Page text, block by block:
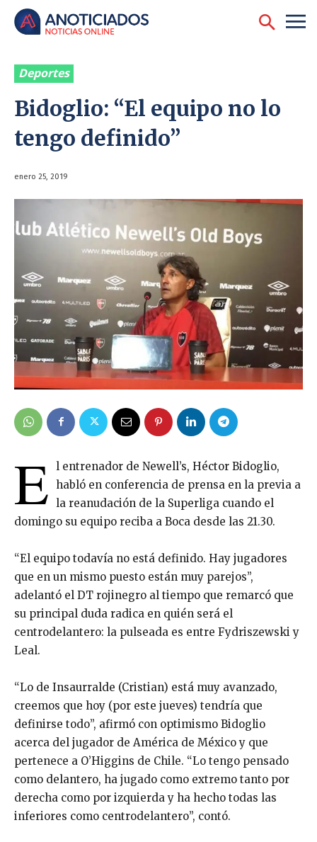
Deportes
Bidoglio: “El equipo no lo
tengo definido”
enero 25, 2019
E l entrenador de Newell’s, Héctor Bidoglio,
habló en conferencia de prensa en la previa a
la reanudación de la Superliga cuando el
domingo su equipo reciba a Boca desde las 21.30.
“El equipo todavía no está definido. Hay jugadores
que en un mismo puesto están muy parejos”,
adelantó el DT rojinegro al tiempo que remarcó que
su principal duda radica en quién será el
centrodelantero: la pulseada es entre Fydriszewski y
Leal.
“Lo de Insaurralde (Cristian) está muy avanzado,
creemos que hoy (por este jueves) tendría que
definirse todo”, afirmó con optimismo Bidoglio
acerca del jugador de América de México y que
pertenece a O’Higgins de Chile. “Lo tengo pensado
como delantero, ha jugado como extremo tanto por
derecha como por izquierda y ha hecho todas las
inferiores como centrodelantero”, contó.